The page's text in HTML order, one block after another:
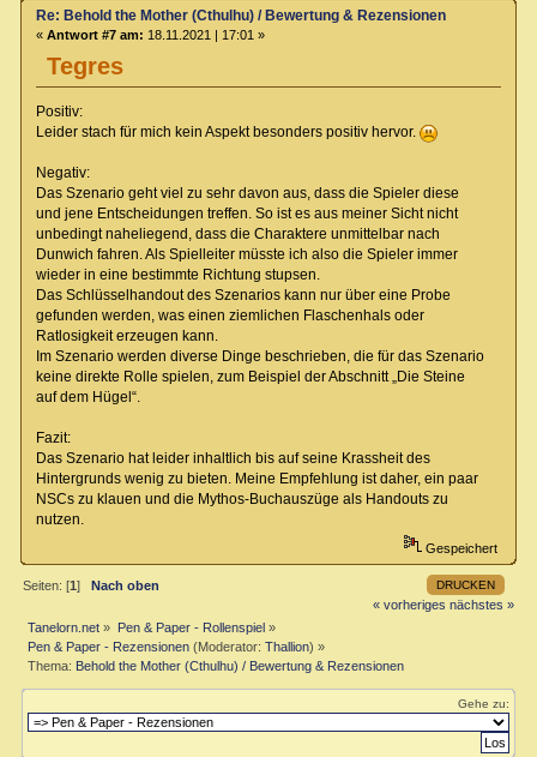
Tegres
Re: Behold the Mother (Cthulhu) / Bewertung & Rezensionen
« Antwort #7 am: 18.11.2021 | 17:01 »
Positiv:
Leider stach für mich kein Aspekt besonders positiv hervor.
Negativ:
Das Szenario geht viel zu sehr davon aus, dass die Spieler diese
und jene Entscheidungen treffen. So ist es aus meiner Sicht nicht
unbedingt naheliegend, dass die Charaktere unmittelbar nach
Dunwich fahren. Als Spielleiter müsste ich also die Spieler immer
wieder in eine bestimmte Richtung stupsen.
Das Schlüsselhandout des Szenarios kann nur über eine Probe
gefunden werden, was einen ziemlichen Flaschenhals oder
Ratlosigkeit erzeugen kann.
Im Szenario werden diverse Dinge beschrieben, die für das Szenario
keine direkte Rolle spielen, zum Beispiel der Abschnitt „Die Steine
auf dem Hügel“.
Fazit:
Das Szenario hat leider inhaltlich bis auf seine Krassheit des
Hintergrunds wenig zu bieten. Meine Empfehlung ist daher, ein paar
NSCs zu klauen und die Mythos-Buchauszüge als Handouts zu
nutzen.
Gespeichert
DRUCKEN
Seiten: [1]
Nach oben
« vorheriges nächstes »
Tanelorn.net » Pen & Paper - Rollenspiel»
Pen & Paper - Rezensionen (Moderator:Thallion) »
Thema: Behold the Mother (Cthulhu) / Bewertung & Rezensionen
Gehe zu: